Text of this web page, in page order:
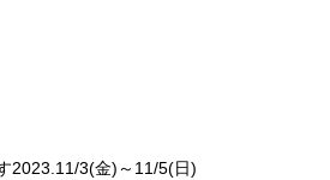
2023.11/3(金)～11/5(日)